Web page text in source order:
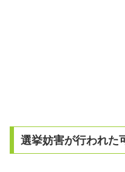
選挙妨害が行われた